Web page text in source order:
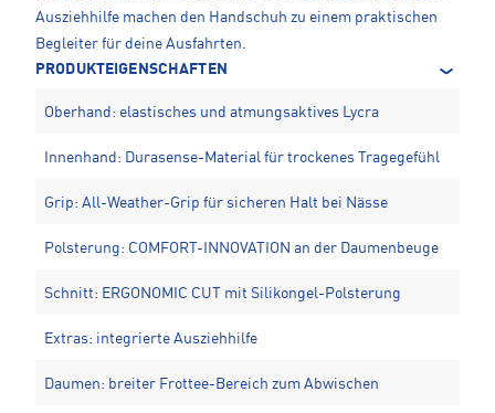
Ausziehhilfe machen den Handschuh zu einem praktischen
Begleiter für deine Ausfahrten.
PRODUKTEIGENSCHAFTEN
Oberhand: elastisches und atmungsaktives Lycra
Innenhand: Durasense-Material für trockenes Tragegefühl
Grip: All-Weather-Grip für sicheren Halt bei Nässe
Polsterung: COMFORT-INNOVATION an der Daumenbeuge
Schnitt: ERGONOMIC CUT mit Silikongel-Polsterung
Extras: integrierte Ausziehhilfe
Daumen: breiter Frottee-Bereich zum Abwischen